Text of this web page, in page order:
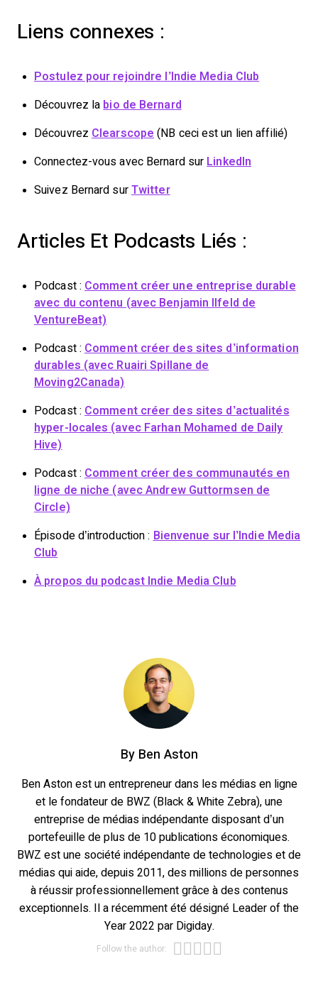
Liens connexes :
Postulez pour rejoindre l’Indie Media Club
Découvrez la bio de Bernard
Découvrez Clearscope (NB ceci est un lien affilié)
Connectez-vous avec Bernard sur LinkedIn
Suivez Bernard sur Twitter
Articles Et Podcasts Liés :
Podcast : Comment créer une entreprise durable
avec du contenu (avec Benjamin Ilfeld de
VentureBeat)
Podcast : Comment créer des sites d’information
durables (avec Ruairi Spillane de
Moving2Canada)
Podcast : Comment créer des sites d’actualités
hyper-locales (avec Farhan Mohamed de Daily
Hive)
Podcast : Comment créer des communautés en
ligne de niche (avec Andrew Guttormsen de
Circle)
Épisode d’introduction : Bienvenue sur l’Indie Media
Club
À propos du podcast Indie Media Club
ByBen Aston
Ben Aston est un entrepreneur dans les médias en ligne
et le fondateur de BWZ (Black & White Zebra), une
entreprise de médias indépendante disposant d’un
portefeuille de plus de 10 publications économiques.
BWZ est une société indépendante de technologies et de
médias qui aide, depuis 2011, des millions de personnes
à réussir professionnellement grâce à des contenus
exceptionnels. Il a récemment été désigné Leader of the
Year 2022 par Digiday.
Follow the author: Opens new
Opens new
Opens new
Opens new